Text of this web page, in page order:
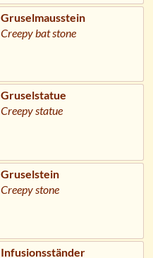
Gruselmausstein
Creepy bat stone
Gruselstatue
Creepy statue
Gruselstein
Creepy stone
Infusionsständer